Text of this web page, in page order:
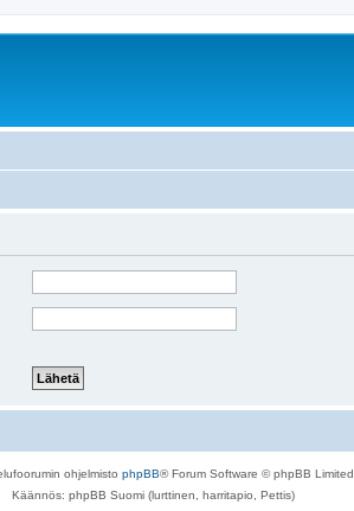
ohjelmisto phpBB® Forum Software © phpBB Limited
Käännös: phpBB Suomi (lurttinen, harritapio, Pettis)